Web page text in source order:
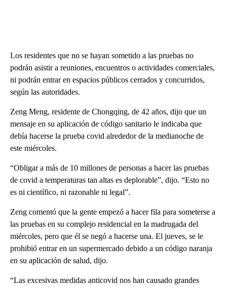
Los residentes que no se hayan sometido a las pruebas no
podrán asistir a reuniones, encuentros o actividades comerciales,
ni podrán entrar en espacios públicos cerrados y concurridos,
según las autoridades.
Zeng Meng, residente de Chongqing, de 42 años, dijo que un
mensaje en su aplicación de código sanitario le indicaba que
debía hacerse la prueba covid alrededor de la medianoche de
este miércoles.
“Obligar a más de 10 millones de personas a hacer las pruebas
de covid a temperaturas tan altas es deplorable”, dijo. “Esto no
es ni científico, ni razonable ni legal”.
Zeng comentó que la gente empezó a hacer fila para someterse a
las pruebas en su complejo residencial en la madrugada del
miércoles, pero que él se negó a hacerse una. El jueves, se le
prohibió entrar en un supermercado debido a un código naranja
en su aplicación de salud, dijo.
“Las excesivas medidas anticovid nos han causado grandes